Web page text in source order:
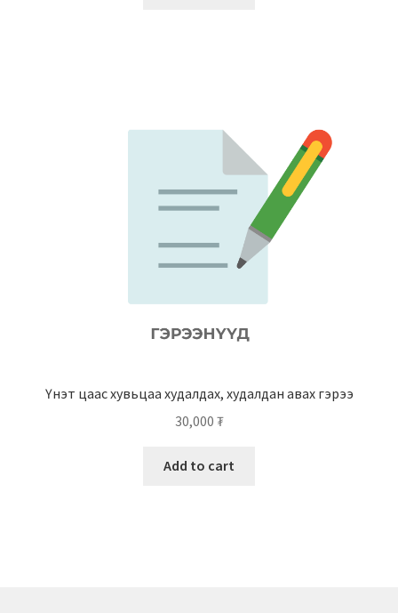
Үнэт цаас хувьцаа худалдах, худалдан авах гэрээ
30,000 ₮
Add to cart